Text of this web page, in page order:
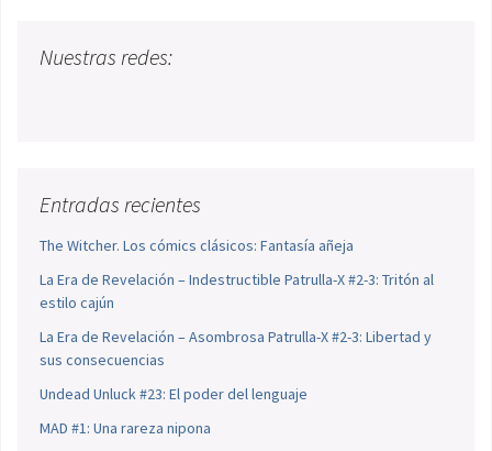
Nuestras redes:
Entradas recientes
The Witcher. Los cómics clásicos: Fantasía añeja
La Era de Revelación – Indestructible Patrulla-X #2-3: Tritón al
estilo cajún
La Era de Revelación – Asombrosa Patrulla-X #2-3: Libertad y
sus consecuencias
Undead Unluck #23: El poder del lenguaje
MAD #1: Una rareza nipona